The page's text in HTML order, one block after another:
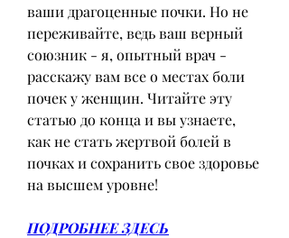
ваши драгоценные почки. Но не
переживайте, ведь ваш верный
союзник - я, опытный врач -
расскажу вам все о местах боли
почек у женщин. Читайте эту
статью до конца и вы узнаете,
как не стать жертвой болей в
почках и сохранить свое здоровье
на высшем уровне!
ПОДРОБНЕЕ ЗДЕСЬ